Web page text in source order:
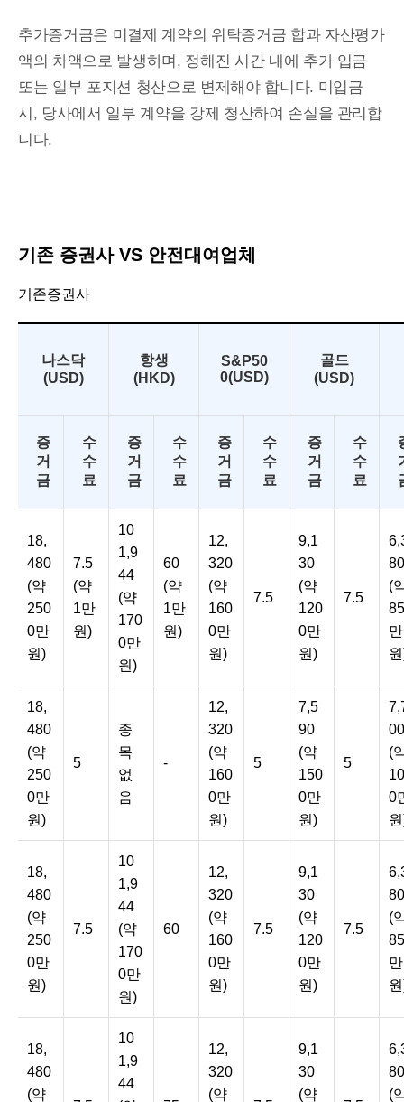
추가증거금은 미결제 계약의 위탁증거금 합과 자산평가
액의 차액으로 발생하며, 정해진 시간 내에 추가 입금
또는 일부 포지션 청산으로 변제해야 합니다. 미입금
시, 당사에서 일부 계약을 강제 청산하여 손실을 관리합
니다.
기존 증권사 VS 안전대여업체
기존증권사
나스닥
(USD)
항생
(HKD)
S&P50
0(USD)
골드
(USD)
증
거
금
수
수
료
증
거
금
수
수
료
증
거
금
수
수
료
증
거
금
수
수
료
18,
480
(약
250
0만
원)
7.5
(약
1만
원)
10
1,9
44
(약
170
0만
원)
60
(약
1만
원)
12,
320
(약
160
0만
원)
7.5
9,1
30
(약
120
0만
원)
7.5
80
(
만
18,
480
(약
250
0만
원)
5
종
목
없
음
-
12,
320
(약
160
0만
원)
5
7,5
90
(약
150
0만
원)
5
00
(
0
18,
480
(약
250
0만
원)
7.5
10
1,9
44
(약
170
0만
원)
60
12,
320
(약
160
0만
원)
7.5
9,1
30
(약
120
0만
원)
7.5
80
(
만
18,
480
(약
10
1,9
44
12,
320
(약
9,1
30
(약
80
(